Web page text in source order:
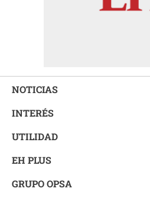
NOTICIAS
INTERÉS
UTILIDAD
EH PLUS
GRUPO OPSA